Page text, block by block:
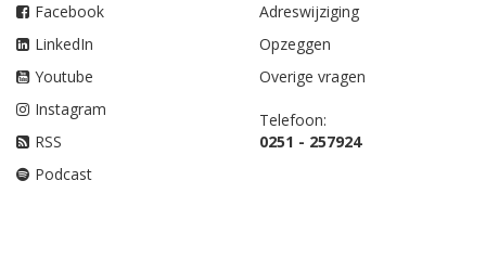
Facebook
LinkedIn
Youtube
Instagram
RSS
Podcast
Adreswijziging
Opzeggen
Overige vragen
Telefoon:
0251 - 257924